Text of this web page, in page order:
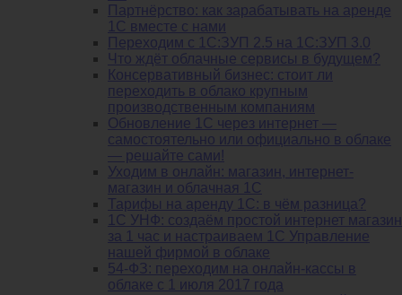
Партнёрство: как зарабатывать на аренде
1С вместе с нами
Переходим с 1С:ЗУП 2.5 на 1С:ЗУП 3.0
Что ждёт облачные сервисы в будущем?
Консервативный бизнес: стоит ли
переходить в облако крупным
производственным компаниям
Обновление 1С через интернет —
самостоятельно или официально в облаке
— решайте сами!
Уходим в онлайн: магазин, интернет-
магазин и облачная 1С
Тарифы на аренду 1С: в чём разница?
1С УНФ: создаём простой интернет магазин
за 1 час и настраиваем 1С Управление
нашей фирмой в облаке
54-ФЗ: переходим на онлайн-кассы в
облаке с 1 июля 2017 года